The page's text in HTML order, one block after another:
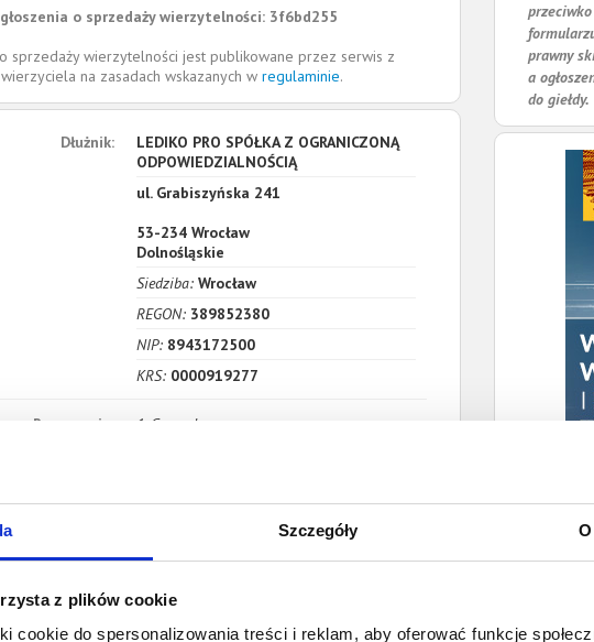
Szczegóły
z plików cookie
cookie do spersonalizowania treści i reklam, aby oferować funkcje
o sprzedaży wierzytelności: 3f6bd255
sprzedaży wierzytelności jest publikowane przez serwis z
na zasadach wskazanych w regulaminie.
Dłużnik:
LEDIKO PRO SPÓŁKA Z OGRANICZONĄ
ODPOWIEDZIALNOŚCIĄ
ul. Grabiszyńska 241
53-234 Wrocław
Dolnośląskie
Siedziba:Wrocław
REGON: 389852380
NIP: 8943172500
KRS: 0000919277
Roszczenia:
1. Gospodarcze
2. Gospodarcze
171,11 PLN
23 maja 2025
W sumie: Wartość:
prawny
a
do giełdy.